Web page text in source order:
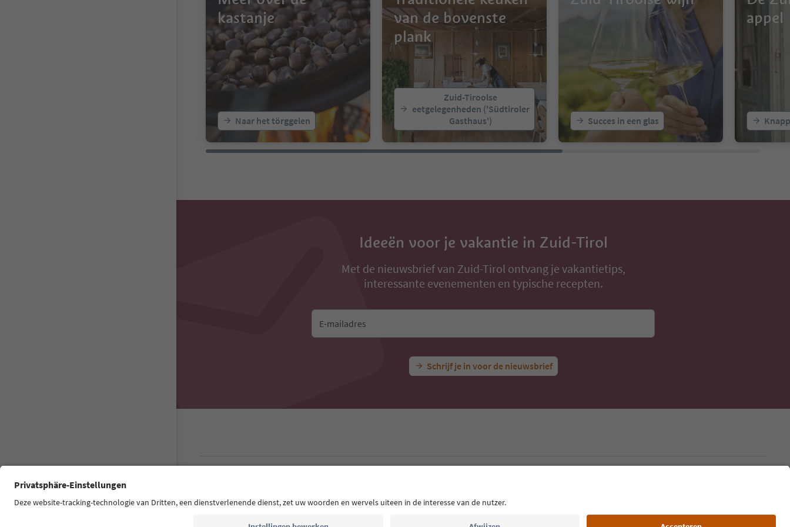
kastanje
Naar het törggelen
van de bovenste
plank
Zuid-Tiroolse
eetgelegenheden ('Südtiroler
Gasthaus')
Succes in een glas
appel
Ideeën voor je vakantie in Zuid-Tirol
Met de nieuwsbrief van Zuid-Tirol ontvang je vakantietips,
interessante evenementen en typische recepten.
E-mailadres
Schrijf je in voor de nieuwsbrief
Südtirol Guide App